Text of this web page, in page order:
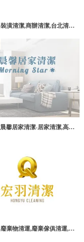
潢清潔,商辦清潔,台北清潔
馨居家清潔-居家清潔,高雄
,高雄包月定期清潔
棄物清運,廢棄傢俱清運,台